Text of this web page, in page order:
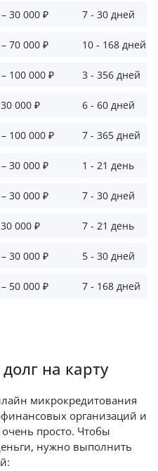
30 000 ₽ 7 - 30 дней
70 000 ₽ 10 - 168 дней
100 000 ₽ 3 - 356 дней
000 ₽ 6 - 60 дней
100 000 ₽ 7 - 365 дней
30 000 ₽ 1 - 21 день
30 000 ₽ 7 - 30 дней
000 ₽ 7 - 21 день
30 000 ₽ 5 - 30 дней
50 000 ₽ 7 - 168 дней
на карту
микрокредитования
организаций и
просто. Чтобы
нужно выполнить